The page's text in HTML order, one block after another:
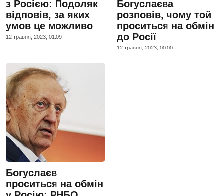
з Росією: Подоляк
відповів, за яких
умов це можливо
12 травня, 2023, 01:09
Богуслаєва
розповів, чому той
проситься на обмін
до Росії
12 травня, 2023, 00:00
Богуслаєв
проситься на обмін